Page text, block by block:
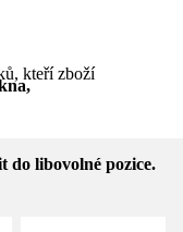
do libovolné pozice.
kteří zboží